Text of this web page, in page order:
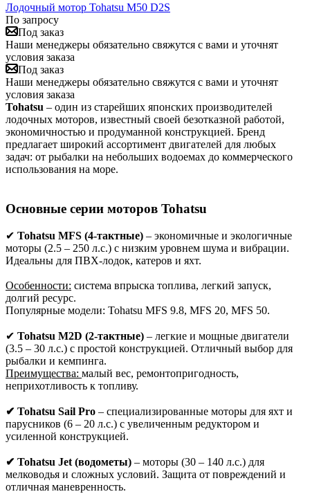
Лодочный мотор Tohatsu M50 D2S
По запросу
Под заказ
Наши менеджеры обязательно свяжутся с вами и уточнят
условия заказа
Под заказ
Наши менеджеры обязательно свяжутся с вами и уточнят
условия заказа
Tohatsu – один из старейших японских производителей
лодочных моторов, известный своей безотказной работой,
экономичностью и продуманной конструкцией. Бренд
предлагает широкий ассортимент двигателей для любых
задач: от рыбалки на небольших водоемах до коммерческого
использования на море.
Основные серии моторов Tohatsu
✔ Tohatsu MFS (4-тактные) – экономичные и экологичные
моторы (2.5 – 250 л.с.) с низким уровнем шума и вибрации.
Идеальны для ПВХ-лодок, катеров и яхт.
Особенности: система впрыска топлива, легкий запуск,
долгий ресурс.
Популярные модели: Tohatsu MFS 9.8, MFS 20, MFS 50.
✔ Tohatsu M2D (2-тактные) – легкие и мощные двигатели
(3.5 – 30 л.с.) с простой конструкцией. Отличный выбор для
рыбалки и кемпинга.
Преимущества: малый вес, ремонтопригодность,
неприхотливость к топливу.
✔ Tohatsu Sail Pro – специализированные моторы для яхт и
парусников (6 – 20 л.с.) с увеличенным редуктором и
усиленной конструкцией.
✔ Tohatsu Jet (водометы) – моторы (30 – 140 л.с.) для
мелководья и сложных условий. Защита от повреждений и
отличная маневренность.